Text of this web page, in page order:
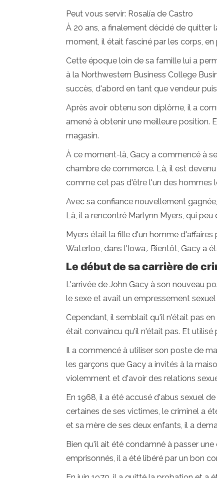
Peut vous servir: Rosalía de Castro
À 20 ans, a finalement décidé de quitter
moment, il était fasciné par les corps, en
Cette époque loin de sa famille lui a
à la Northwestern Business College
succès, d'abord en tant que vendeur
Après avoir obtenu son diplôme, il a
amené à obtenir une meilleure position.
magasin.
À ce moment-là, Gacy a commencé à
chambre de commerce. Là, il est
comme cet pas d'être l'un des hommes
Avec sa confiance nouvellement
Là, il a rencontré Marlynn Myers, qui
Myers était la fille d'un homme
Waterloo, dans l'Iowa,. Bientôt, Gacy a
Le début de sa carrière de
L'arrivée de John Gacy à son nouveau
le sexe et avait un empressement sexuel
Cependant, il semblait qu'il n'était pas
était convaincu qu'il n'était pas. Et
Il a commencé à utiliser son poste de
les garçons que Gacy a invités à la
violemment et d'avoir des relations
En 1968, il a été accusé d'abus sexuel
certaines de ses victimes, le criminel a
et sa mère de ses deux enfants, il a
Bien qu'il ait été condamné à passer
emprisonnés, il a été libéré par un bon